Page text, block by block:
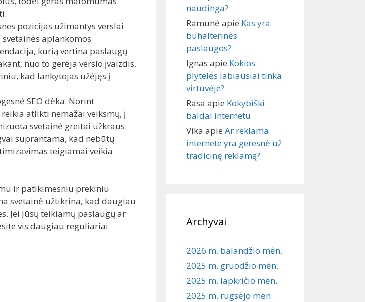
pozicijas užimantys verslai
aplankomos
kurią vertina paslaugų
nuo to gerėja verslo įvaizdis.
kad lankytojas užėjęs į
SEO dėka. Norint
atlikti nemažai veiksmų, į
svetainė greitai užkraus
suprantama, kad nebūtų
teigiamai veikia
ir patikimesniu prekiniu
svetainė užtikrina, kad daugiau
Jei Jūsų teikiamų paslaugų ar
vis daugiau reguliariai
naudinga?
Ramunė apie Kas yra
buhalterinės
paslaugos?
Ignas apie Kokios
plytelės labiausiai tinka
virtuvėje?
Rasa apie Kokybiški
baldai internetu
Vika apie Ar reklama
internete yra geresnė už
tradicinę reklamą?
Archyvai
2026 m. balandžio mėn.
2025 m. gruodžio mėn.
2025 m. lapkričio mėn.
2025 m. rugsėjo mėn.